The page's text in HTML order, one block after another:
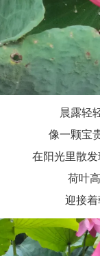
晨露轻
像一颗宝
在阳光里散
荷叶
迎接着